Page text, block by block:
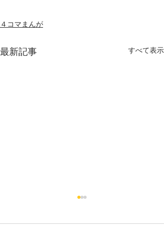
４コマまんが
最新記事 すべて表示